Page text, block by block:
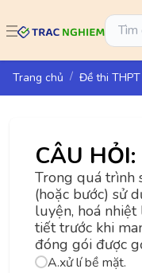
Trang chủ Đề thi THPT
CÂU HỎI:
Trong quá trình
(hoặc bước) sử
luyện, hoá nhiệt
tiết trước khi
đóng gói được
A.xử lí bề mặt.